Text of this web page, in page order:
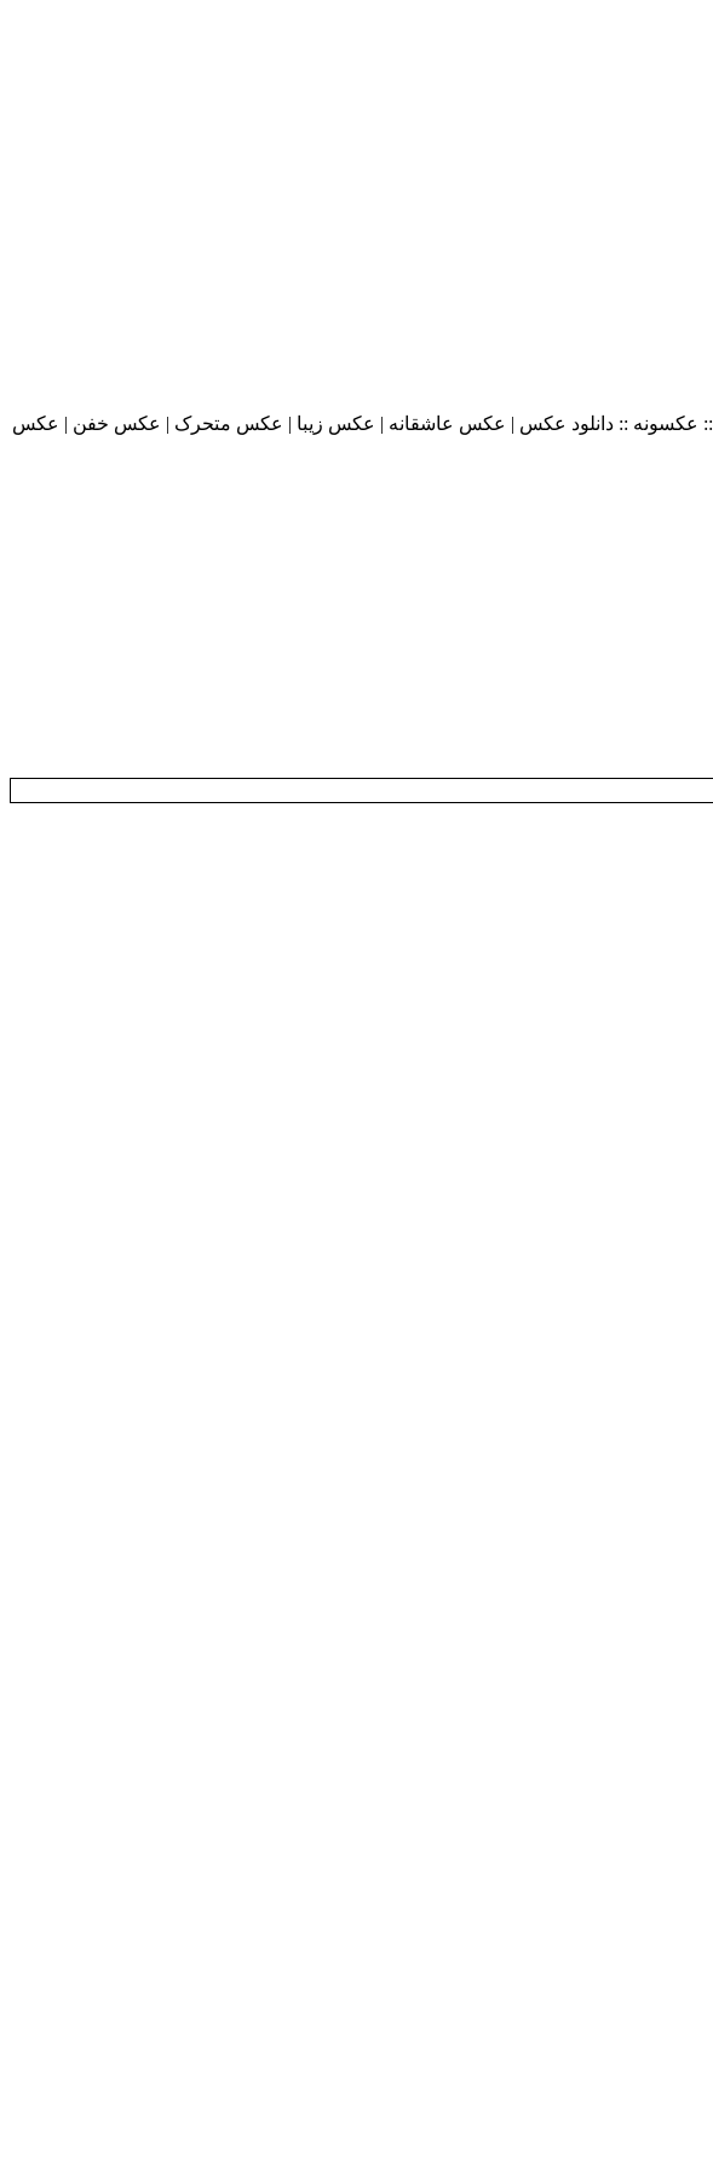
عکسهای زیبا از شکار لحظه های ورزشیتصاویر زیبا از شکار لحظه های ورزشی مهیج و دیدنی, Sport moment captures:: عکسونه :: دانلود عکس | عکس عاشقانه | عکس زیبا | عکس متحرک | عکس خفن | عکس